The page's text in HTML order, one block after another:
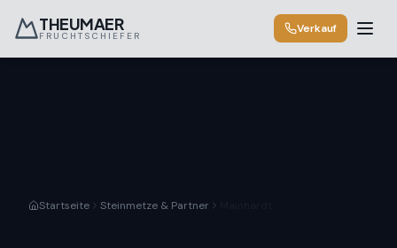
THEUMAER
FRUCHTSCHIEFER
Verkauf
Startseite Steinmetze & Partner